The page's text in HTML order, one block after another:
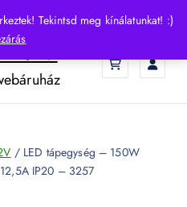
Tekintsd meg kínálatunkat! :)
/ LED tápegység – 150W
IP20 – 3257